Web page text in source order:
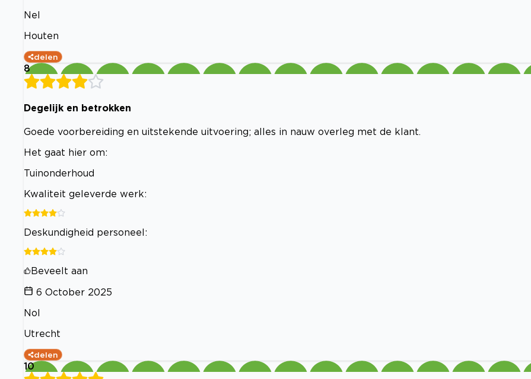
Nel
Houten
delen
8
Degelijk en betrokken
Goede voorbereiding en uitstekende uitvoering; alles in nauw overleg met de klant.
Het gaat hier om:
Tuinonderhoud
Kwaliteit geleverde werk:
Deskundigheid personeel:
Beveelt aan
6 October 2025
Nol
Utrecht
delen
10